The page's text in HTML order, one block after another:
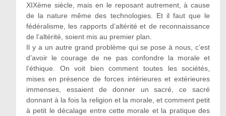
XIXème siècle, mais en le reposant autrement, à cause
de la nature même des technologies. Et il faut que le
fédéralisme, les rapports d’altérité et de reconnaissance
de l’altérité, soient mis au premier plan.
Il y a un autre grand problème qui se pose à nous, c’est
d’avoir le courage de ne pas confondre la morale et
l’éthique. On voit bien comment toutes les sociétés,
mises en présence de forces intérieures et extérieures
immenses, essaient de donner un sacré, ce sacré
donnant à la fois la religion et la morale, et comment petit
à petit le décalage entre cette morale et la pratique des